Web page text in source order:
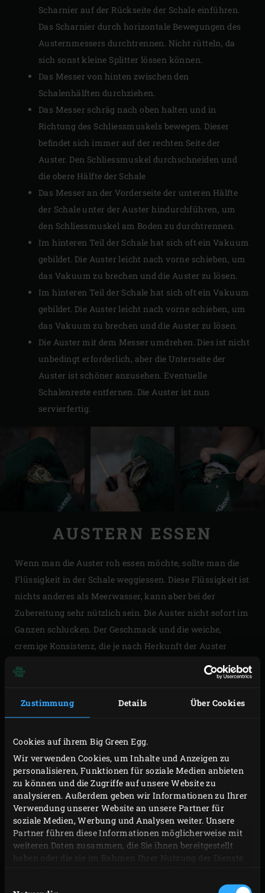
Zustimmung Details Über Cookies
Cookies auf ihrem Big Green Egg.
Wir verwenden Cookies, um Inhalte und Anzeigen zu
personalisieren, Funktionen für soziale Medien anbieten
zu können und die Zugriffe auf unsere Website zu
analysieren. Außerdem geben wir Informationen zu Ihrer
Verwendung unserer Website an unsere Partner für
soziale Medien, Werbung und Analysen weiter. Unsere
Partner führen diese Informationen möglicherweise mit
weiteren Daten zusammen, die Sie ihnen bereitgestellt
haben oder die sie im Rahmen Ihrer Nutzung der Dienste
Scharnier auf der Rückseite der Schale einführen.
Das Scharnier durch horizontale Bewegungen des
Austernmessers durchtrennen. Nicht rütteln, da
sich sonst kleine Splitter lössen können.
Das Messer von hinten zwischen den
Schalenhälften durchziehen.
Das Messer schräg nach oben halten und in
Richtung des Schliessmuskels bewegen. Dieser
befindet sich immer auf der rechten Seite der
Auster. Den Schliessmuskel durchschneiden und
die obere Hälfte der Schale
Das Messer an der Vorderseite der unteren Hälfte
der Schale unter der Auster hindurchführen, um
den Schliessmuskel am Boden zu durchtrennen.
Im hinteren Teil der Schale hat sich oft ein Vakuum
gebildet. Die Auster leicht nach vorne schieben, um
das Vakuum zu brechen und die Auster zu lösen.
Im hinteren Teil der Schale hat sich oft ein Vakuum
gebildet. Die Auster leicht nach vorne schieben, um
das Vakuum zu brechen und die Auster zu lösen.
Die Auster mit dem Messer umdrehen. Dies ist nicht
unbedingt erforderlich, aber die Unterseite der
Auster ist schöner anzusehen. Eventuelle
Schalenreste entfernen. Die Auster ist nun
servierfertig.
AUSTERN ESSEN
Wenn man die Auster roh essen möchte, sollte man die
Flüssigkeit in der Schale weggiessen. Diese Flüssigkeit ist
nichts anderes als Meerwasser, kann aber bei der
Zubereitung sehr nützlich sein. Die Auster nicht sofort im
Ganzen schlucken. Der Geschmack und die weiche,
cremige Konsistenz, die je nach Herkunft der Auster
wenn die Auster vor dem Schlucken gekaut wird. Das gilt
werden, da sonst der spezifische Geschmack der rohen
Auster verloren geht. Bei Bedarf können sie mit frisch
gemahlenem Pfeffer bestreut oder mit einigen Tropfen
eines guten Olivenöls beträufelt werden.